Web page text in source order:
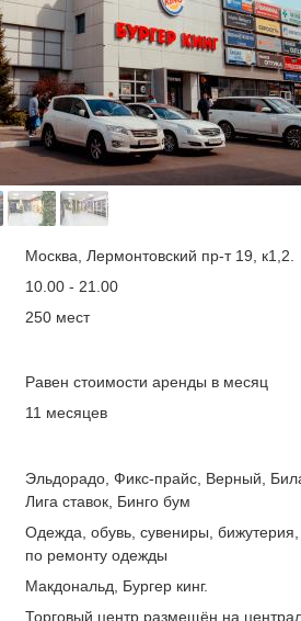
Москва, Лермонтовский пр-т 19, к1,2.
10.00 - 21.00
250 мест
Равен стоимости аренды в месяц
11 месяцев
Эльдорадо, Фикс-прайс, Верный,
Лига ставок, Бинго бум
Одежда, обувь, сувениры, бижутерия,
по ремонту одежды
Макдональд, Бургер кинг.
Торговый центр размещён на